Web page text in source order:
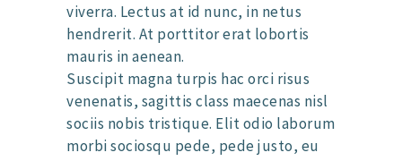
viverra. Lectus at id nunc, in netus
hendrerit. At porttitor erat lobortis
mauris in aenean.
Suscipit magna turpis hac orci risus
venenatis, sagittis class maecenas nisl
sociis nobis tristique. Elit odio laborum
morbi sociosqu pede, pede justo, eu